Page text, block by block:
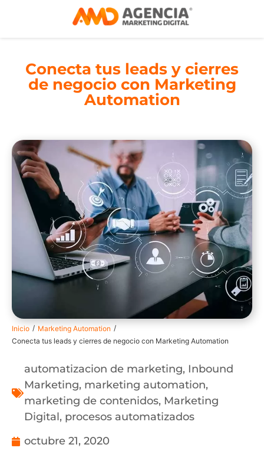
Conecta tus leads y cierres
de negocio con Marketing
Automation
Inicio / Marketing Automation /
Conecta tus leads y cierres de negocio con Marketing Automation
automatizacion de marketing, Inbound
Marketing, marketing automation,
marketing de contenidos, Marketing
Digital, procesos automatizados
octubre 21, 2020